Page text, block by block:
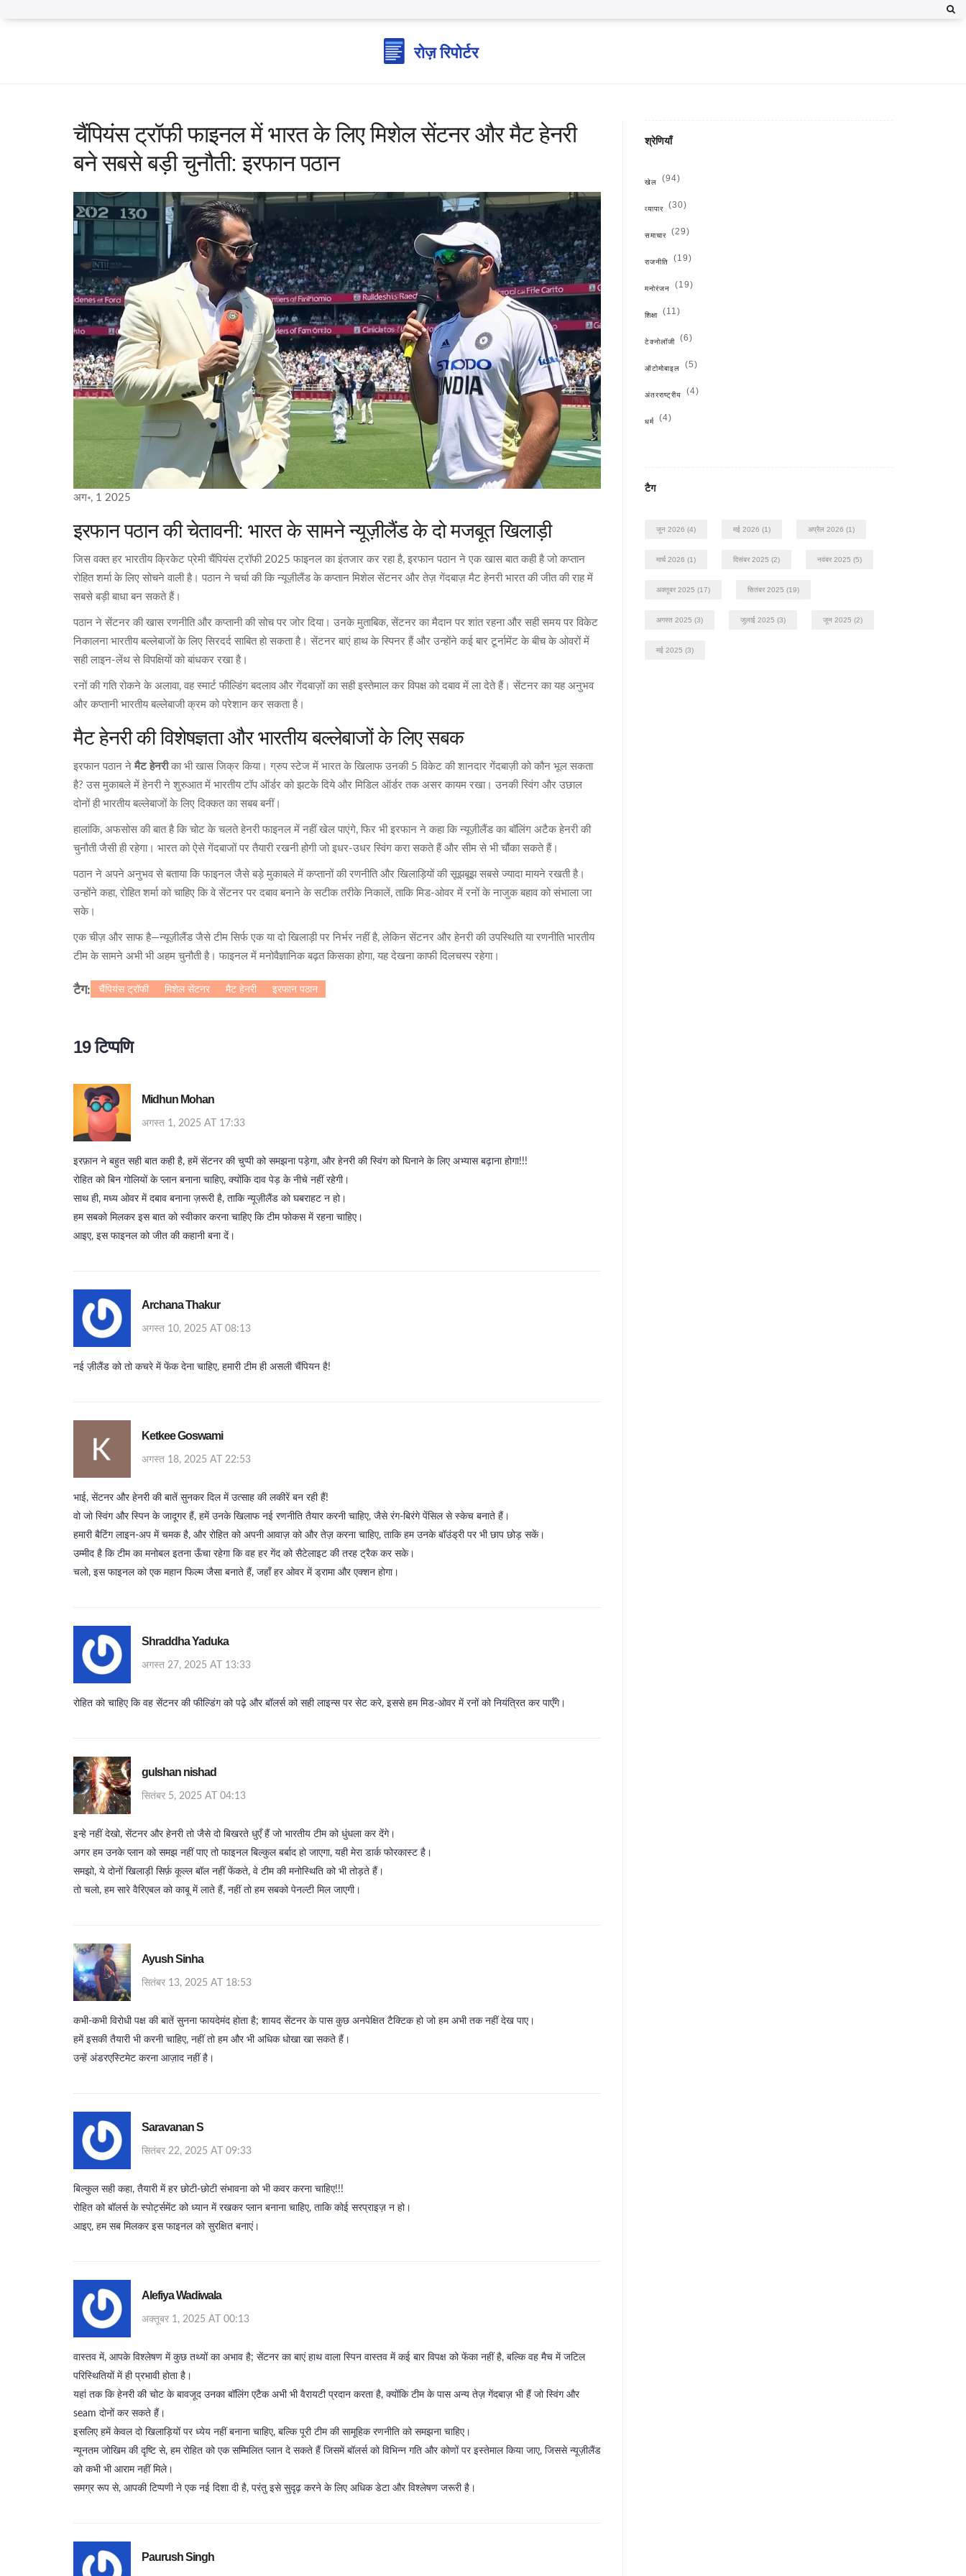
चैंपियंस ट्रॉफी फाइनल में भारत के लिए मिशेल सेंटनर और मैट हेनरी
बने सबसे बड़ी चुनौती: इरफान पठान
अग॰, 1 2025
इरफान पठान की चेतावनी: भारत के सामने न्यूज़ीलैंड के दो मजबूत खिलाड़ी
जिस वक्त हर भारतीय क्रिकेट प्रेमी चैंपियंस ट्रॉफी 2025 फाइनल का इंतजार कर रहा है, इरफान पठान ने एक खास बात कही है जो कप्तान
रोहित शर्मा के लिए सोचने वाली है। पठान ने चर्चा की कि न्यूज़ीलैंड के कप्तान मिशेल सेंटनर और तेज़ गेंदबाज़ मैट हेनरी भारत की जीत की राह में
सबसे बड़ी बाधा बन सकते हैं।
पठान ने सेंटनर की खास रणनीति और कप्तानी की सोच पर जोर दिया। उनके मुताबिक, सेंटनर का मैदान पर शांत रहना और सही समय पर विकेट
निकालना भारतीय बल्लेबाजों के लिए सिरदर्द साबित हो सकता है। सेंटनर बाएं हाथ के स्पिनर हैं और उन्होंने कई बार टूर्नामेंट के बीच के ओवरों में
सही लाइन-लेंथ से विपक्षियों को बांधकर रखा है।
रनों की गति रोकने के अलावा, वह स्मार्ट फील्डिंग बदलाव और गेंदबाज़ों का सही इस्तेमाल कर विपक्ष को दबाव में ला देते हैं। सेंटनर का यह अनुभव
और कप्तानी भारतीय बल्लेबाजी क्रम को परेशान कर सकता है।
मैट हेनरी की विशेषज्ञता और भारतीय बल्लेबाजों के लिए सबक
इरफान पठान ने मैट हेनरीका भी खास जिक्र किया। ग्रुप स्टेज में भारत के खिलाफ उनकी 5 विकेट की शानदार गेंदबाज़ी को कौन भूल सकता
है? उस मुकाबले में हेनरी ने शुरुआत में भारतीय टॉप ऑर्डर को झटके दिये और मिडिल ऑर्डर तक असर कायम रखा। उनकी स्विंग और उछाल
दोनों ही भारतीय बल्लेबाजों के लिए दिक्कत का सबब बनीं।
हालांकि, अफसोस की बात है कि चोट के चलते हेनरी फाइनल में नहीं खेल पाएंगे, फिर भी इरफान ने कहा कि न्यूज़ीलैंड का बॉलिंग अटैक हेनरी की
चुनौती जैसी ही रहेगा। भारत को ऐसे गेंदबाजों पर तैयारी रखनी होगी जो इधर-उधर स्विंग करा सकते हैं और सीम से भी चौंका सकते हैं।
पठान ने अपने अनुभव से बताया कि फाइनल जैसे बड़े मुकाबले में कप्तानों की रणनीति और खिलाड़ियों की सूझबूझ सबसे ज्यादा मायने रखती है।
उन्होंने कहा, रोहित शर्मा को चाहिए कि वे सेंटनर पर दबाव बनाने के सटीक तरीके निकालें, ताकि मिड-ओवर में रनों के नाजुक बहाव को संभाला जा
सके।
एक चीज़ और साफ है—न्यूज़ीलैंड जैसे टीम सिर्फ एक या दो खिलाड़ी पर निर्भर नहीं है, लेकिन सेंटनर और हेनरी की उपस्थिति या रणनीति भारतीय
टीम के सामने अभी भी अहम चुनौती है। फाइनल में मनोवैज्ञानिक बढ़त किसका होगा, यह देखना काफी दिलचस्प रहेगा।
टैग: चैंपियंस ट्रॉफी मिशेल सेंटनर मैट हेनरी इरफान पठान
19 टिप्पणि
Midhun Mohan
अगस्त 1, 2025 AT 17:33
इरफ़ान ने बहुत सही बात कही है, हमें सेंटनर की चुप्पी को समझना पड़ेगा, और हेनरी की स्विंग को घिनाने के लिए अभ्यास बढ़ाना होगा!!!
रोहित को बिन गोलियों के प्लान बनाना चाहिए, क्योंकि दाव पेड़ के नीचे नहीं रहेगी।
साथ ही, मध्य ओवर में दबाव बनाना ज़रूरी है, ताकि न्यूज़ीलैंड को घबराहट न हो।
हम सबको मिलकर इस बात को स्वीकार करना चाहिए कि टीम फोकस में रहना चाहिए।
आइए, इस फाइनल को जीत की कहानी बना दें।
Archana Thakur
अगस्त 10, 2025 AT 08:13
नई ज़ीलैंड को तो कचरे में फेंक देना चाहिए, हमारी टीम ही असली चैंपियन है!
Ketkee Goswami
अगस्त 18, 2025 AT 22:53
भाई, सेंटनर और हेनरी की बातें सुनकर दिल में उत्साह की लकीरें बन रही हैं!
वो जो स्विंग और स्पिन के जादूगर हैं, हमें उनके खिलाफ नई रणनीति तैयार करनी चाहिए, जैसे रंग-बिरंगे पेंसिल से स्केच बनाते हैं।
हमारी बैटिंग लाइन‑अप में चमक है, और रोहित को अपनी आवाज़ को और तेज़ करना चाहिए, ताकि हम उनके बॉउंड्री पर भी छाप छोड़ सकें।
उम्मीद है कि टीम का मनोबल इतना ऊँचा रहेगा कि वह हर गेंद को सैटेलाइट की तरह ट्रैक कर सके।
चलो, इस फाइनल को एक महान फिल्म जैसा बनाते हैं, जहाँ हर ओवर में ड्रामा और एक्शन होगा।
Shraddha Yaduka
अगस्त 27, 2025 AT 13:33
रोहित को चाहिए कि वह सेंटनर की फील्डिंग को पढ़े और बॉलर्स को सही लाइन्स पर सेट करे, इससे हम मिड‑ओवर में रनों को नियंत्रित कर पाएँगे।
gulshan nishad
सितंबर 5, 2025 AT 04:13
इन्हे नहीं देखो, सेंटनर और हेनरी तो जैसे दो बिखरते धुएँ हैं जो भारतीय टीम को धुंधला कर देंगे।
अगर हम उनके प्लान को समझ नहीं पाए तो फाइनल बिल्कुल बर्बाद हो जाएगा, यही मेरा डार्क फोरकास्ट है।
समझो, ये दोनों खिलाड़ी सिर्फ़ कूल्ल बॉल नहीं फेंकते, वे टीम की मनोस्थिति को भी तोड़ते हैं।
तो चलो, हम सारे वैरिएबल को काबू में लाते हैं, नहीं तो हम सबको पेनल्टी मिल जाएगी।
Ayush Sinha
सितंबर 13, 2025 AT 18:53
कभी‑कभी विरोधी पक्ष की बातें सुनना फायदेमंद होता है; शायद सेंटनर के पास कुछ अनपेक्षित टैक्टिक हो जो हम अभी तक नहीं देख पाए।
हमें इसकी तैयारी भी करनी चाहिए, नहीं तो हम और भी अधिक धोखा खा सकते हैं।
उन्हें अंडरएस्टिमेट करना आज़ाद नहीं है।
Saravanan S
सितंबर 22, 2025 AT 09:33
बिल्कुल सही कहा, तैयारी में हर छोटी‑छोटी संभावना को भी कवर करना चाहिए!!!
रोहित को बॉलर्स के स्पोर्ट्समेंट को ध्यान में रखकर प्लान बनाना चाहिए, ताकि कोई सरप्राइज़ न हो।
आइए, हम सब मिलकर इस फाइनल को सुरक्षित बनाएं।
Alefiya Wadiwala
अक्तूबर 1, 2025 AT 00:13
वास्तव में, आपके विश्लेषण में कुछ तथ्यों का अभाव है; सेंटनर का बाएं हाथ वाला स्पिन वास्तव में कई बार विपक्ष को फेंका नहीं है, बल्कि वह मैच में जटिल
परिस्थितियों में ही प्रभावी होता है।
यहां तक कि हेनरी की चोट के बावजूद उनका बॉलिंग एटैक अभी भी वैरायटी प्रदान करता है, क्योंकि टीम के पास अन्य तेज़ गेंदबाज़ भी हैं जो स्विंग और
seam दोनों कर सकते हैं।
इसलिए हमें केवल दो खिलाड़ियों पर ध्येय नहीं बनाना चाहिए, बल्कि पूरी टीम की सामूहिक रणनीति को समझना चाहिए।
न्यूनतम जोखिम की दृष्टि से, हम रोहित को एक सम्मिलित प्लान दे सकते हैं जिसमें बॉलर्स को विभिन्न गति और कोणों पर इस्तेमाल किया जाए, जिससे न्यूज़ीलैंड
को कभी भी आराम नहीं मिले।
समग्र रूप से, आपकी टिप्पणी ने एक नई दिशा दी है, परंतु इसे सुदृढ़ करने के लिए अधिक डेटा और विश्लेषण जरूरी है।
Paurush Singh
श्रेणियाँ
खेल (94)
व्यापार (30)
समाचार (29)
राजनीति (19)
मनोरंजन (19)
शिक्षा (11)
टेक्नोलॉजी (6)
ऑटोमोबाइल (5)
अंतरराष्ट्रीय (4)
धर्म (4)
टैग
जून 2026 (4) मई 2026 (1) अप्रैल 2026 (1)
मार्च 2026 (1) दिसंबर 2025 (2) नवंबर 2025 (5)
अक्तूबर 2025 (17) सितंबर 2025 (19)
अगस्त 2025 (3) जुलाई 2025 (3) जून 2025 (2)
मई 2025 (3)